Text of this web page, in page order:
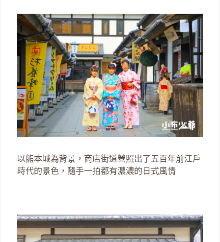
以熊本城為背景，商店街道營照出了五百年前江戶
時代的景色，隨手一拍都有濃濃的日式風情